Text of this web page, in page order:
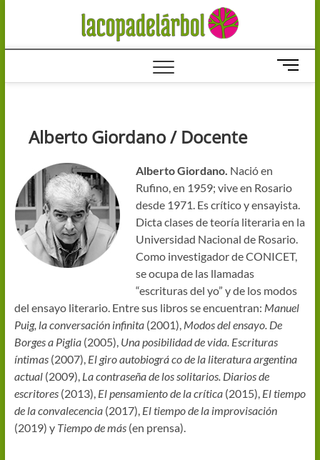
La
del
–
UN PROYECTO
DESARROLLO
B
o
e
n
ú
Alberto Giordano / Docente
Alberto Giordano. Nació en
Rufino, en 1959; vive en Rosario
desde 1971. Es crítico y ensayista.
Dicta clases de teoría literaria en la
Universidad Nacional de Rosario.
Como investigador deCONICET,
se ocupa de las llamadas
“escrituras del yo” y de los modos
del ensayo literario. Entre sus libros se encuentran: Manuel
Puig, la conversación infinita (2001), Modos del ensayo. De
Borges a Piglia (2005), Una posibilidad de vida. Escrituras
íntimas (2007), El giro autobiográ co de la literatura argentina
actual (2009), La contraseña de los solitarios. Diarios de
escritores (2013), El pensamiento de la crítica (2015), El tiempo
de la convalecencia (2017), El tiempo de la improvisación
(2019) y Tiempo de más (en prensa).